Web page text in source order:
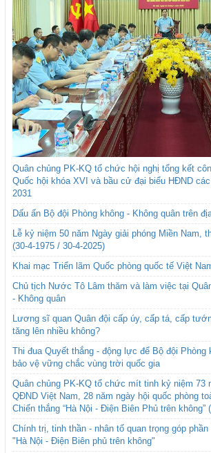
Quân chủng PK-KQ tổ chức hội nghị tổng kết
Quốc hội khóa XVI và bầu cử đại biểu HĐND
2031
Dấu ấn Bộ đội Phòng không - Không quân trên
Lễ kỷ niệm 50 năm Ngày giải phóng Miền Nam,
(30-4-1975 / 30-4-2025)
Khai mạc Triển lãm Quốc phòng quốc tế Việt
Chủ tịch Nước Tô Lâm thăm và làm việc tại
- Không quân
Lương sĩ quan Quân đội cấp úy, cấp tá, cấp
tăng lên nhiều không?
Thi đua Quyết thắng - động lực để Bộ đội Phòng
bảo vệ vững chắc vùng trời quốc gia
Quân chủng PK-KQ tổ chức mít tinh kỷ niệm 73
QĐND Việt Nam, 28 năm ngày hội quốc phòng
Chiến thắng “Hà Nội - Điện Biên Phủ trên không”
Chính trị, tinh thần - nhân tố quan trọng góp
"Hà Nội - Điện Biên phủ trên không"